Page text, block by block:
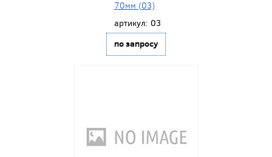
70мм (03)
артикул: 03
по запросу